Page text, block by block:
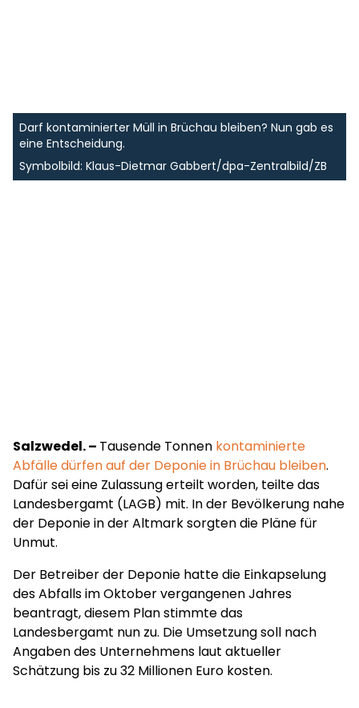
Darf kontaminierter Müll in Brüchau bleiben? Nun gab es
eine Entscheidung.
Symbolbild: Klaus-Dietmar Gabbert/dpa-Zentralbild/ZB
Salzwedel. – Tausende Tonnen kontaminierte
Abfälle dürfen auf der Deponie in Brüchau bleiben.
Dafür sei eine Zulassung erteilt worden, teilte das
Landesbergamt (LAGB) mit. In der Bevölkerung nahe
der Deponie in der Altmark sorgten die Pläne für
Unmut.
Der Betreiber der Deponie hatte die Einkapselung
des Abfalls im Oktober vergangenen Jahres
beantragt, diesem Plan stimmte das
Landesbergamt nun zu. Die Umsetzung soll nach
Angaben des Unternehmens laut aktueller
Schätzung bis zu 32 Millionen Euro kosten.